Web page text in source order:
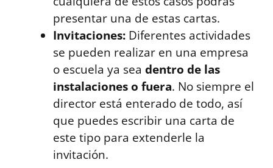
presentar una de estas cartas.
Invitaciones: Diferentes actividades
se pueden realizar en una empresa
o escuela ya sea dentro de las
instalaciones o fuera. No siempre el
director está enterado de todo, así
que puedes escribir una carta de
este tipo para extenderle la
invitación.